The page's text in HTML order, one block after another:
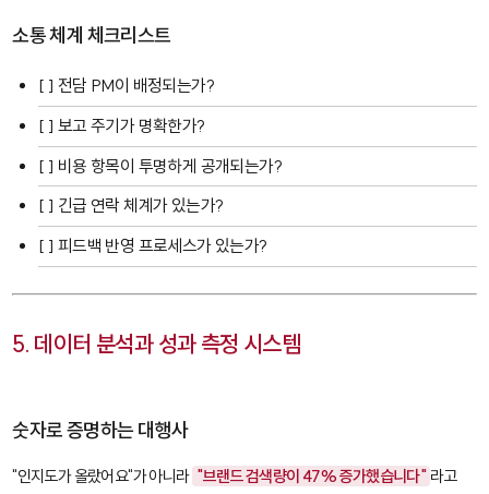
소통 체계 체크리스트
[ ] 전담 PM이 배정되는가?
[ ] 보고 주기가 명확한가?
[ ] 비용 항목이 투명하게 공개되는가?
[ ] 긴급 연락 체계가 있는가?
[ ] 피드백 반영 프로세스가 있는가?
5. 데이터 분석과 성과 측정 시스템
숫자로 증명하는 대행사
"인지도가 올랐어요"가 아니라 "브랜드 검색량이 47% 증가했습니다" 라고